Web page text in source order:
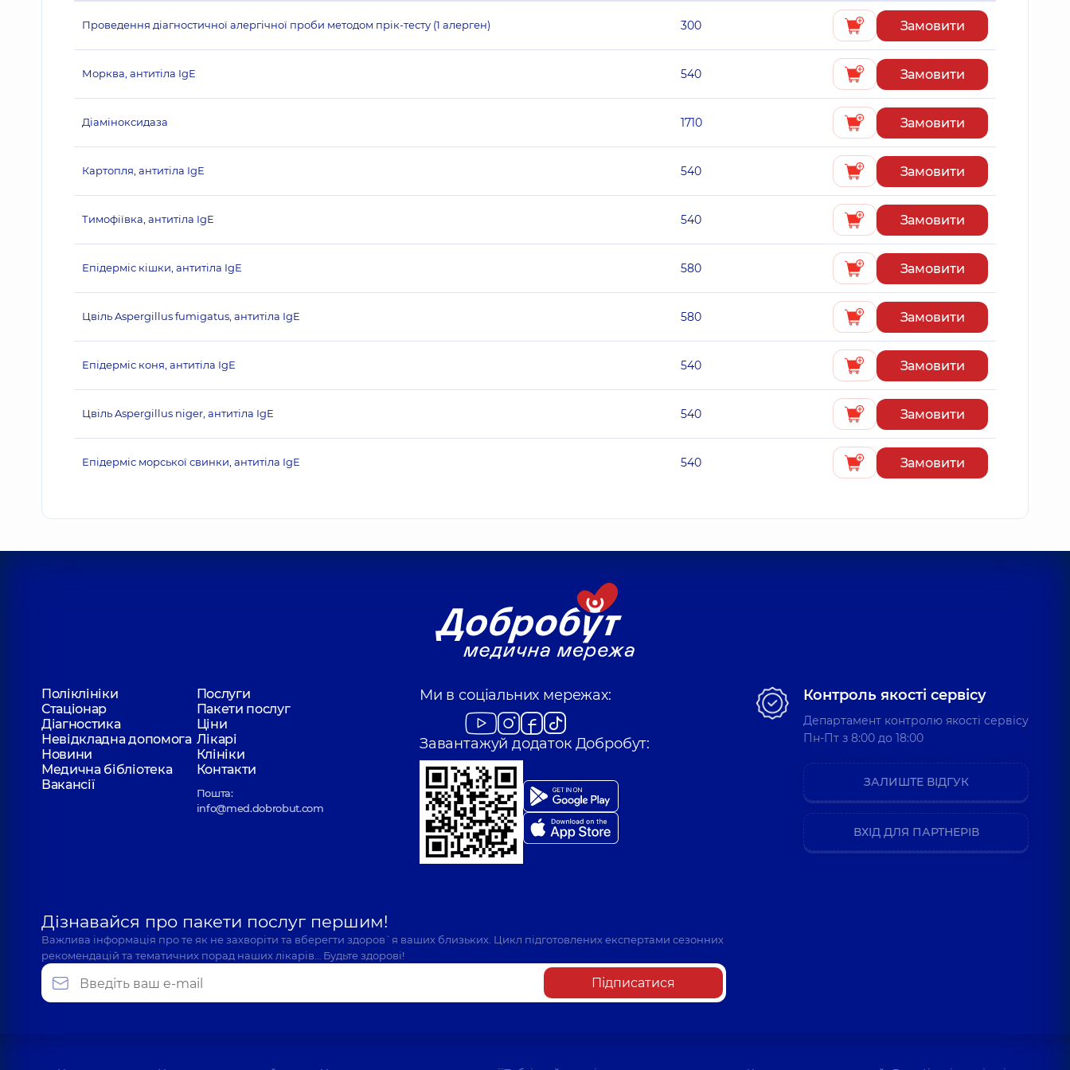
Проведення діагностичної алергічної проби методом прік-тесту (1 алерген) 300 Замовити
Морква, антитіла IgE 540 Замовити
Діаміноксидаза 1710 Замовити
Картопля, антитіла IgE 540 Замовити
Тимофіївка, антитіла IgE 540 Замовити
Епідерміс кішки, антитіла IgE 580 Замовити
Цвіль Aspergillus fumigatus, антитіла IgE 580 Замовити
Епідерміс коня, антитіла IgE 540 Замовити
Цвіль Aspergillus niger, антитіла IgE 540 Замовити
Епідерміс морської свинки, антитіла IgE 540 Замовити
Поліклініки
Послуги
Стаціонар
Пакети послуг
Діагностика
Ціни
Невідкладна допомога Лікарі
Новини
Клініки
Медична бібліотека
Контакти
Вакансії
Пошта:
info@med.dobrobut.com
Ми в соціальних мережах:
Завантажуй додаток Добробут:
Дізнавайся про пакети послуг першим!
Важлива інформація про те як не захворіти та вберегти здоров`я ваших близьких. Цикл підготовлених експертами сезонних
рекомендацій та тематичних порад наших лікарів… Будьте здорові!
Підписатися
Контроль якості сервісу
Департамент контролю якості сервісу
Пн-Пт з 8:00 до 18:00
ЗАЛИШТЕ ВІДГУК
ВХІД ДЛЯ ПАРТНЕРІВ